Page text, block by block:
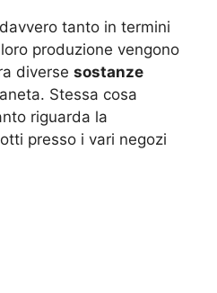
tanto in termini
produzione vengono
diverse sostanze
Stessa cosa
riguarda la
presso i vari negozi